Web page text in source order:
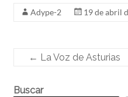
b
o
k
y
dI
Adype-2 19 de abril
← La Voz de Asturias
Buscar